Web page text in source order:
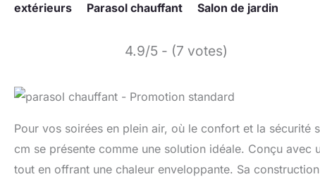
extérieurs
Parasol chauffant Salon de jardin
4.9/5 - (7 votes)
Pour vos soirées en plein air, où le confort et la sécurité
cm se présente comme une solution idéale. Conçu
tout en offrant une chaleur enveloppante. Sa